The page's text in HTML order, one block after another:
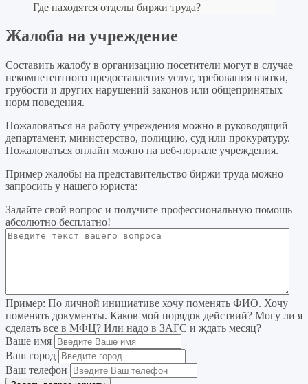
Где находятся отделы биржи труда?
Жалоба на учреждение
Составить жалобу в организацию посетители могут в случае
некомпетентного предоставления услуг, требования взятки,
грубости и других нарушений законов или общепринятых
норм поведения.
Пожаловаться на работу учреждения можно в руководящий
департамент, министерство, полицию, суд или прокуратуру.
Пожаловаться онлайн можно на веб-портале учреждения.
Пример жалобы на представительство биржи труда можно
запросить у нашего юриста:
Задайте свой вопрос и получите профессиональную помощь
абсолютно бесплатно!
Пример: По личной инициативе хочу поменять ФИО. Хочу
поменять документы. Каков мой порядок действий? Могу ли я
сделать все в МФЦ? Или надо в ЗАГС и ждать месяц?
Ваше имя
Ваш город
Ваш телефон